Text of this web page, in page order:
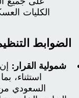
الكليات
الضوابط
شمولية القرار:
استثناء،
السعودي